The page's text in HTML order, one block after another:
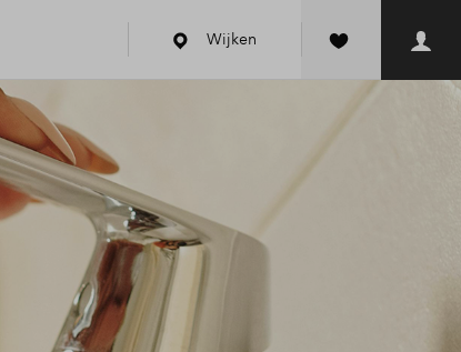
Wijken